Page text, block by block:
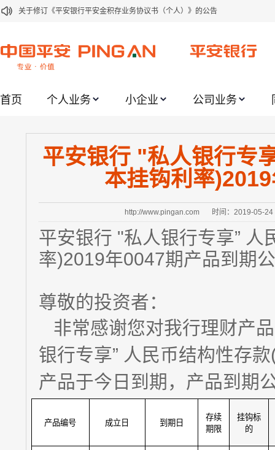
关于修订《平安银行平安金积存业务协议书（个人）》的公告
关于2021年劳动节期间代理贵金属业务风险提示的通知
关于加强代理贵金属业务风险防范的提示
关于加强代理贵金属业务风险防范的提示
关于平安银行电子版信用卡更名为平安银行数字信用卡的公告
关于调整存量首套住房贷款利率的公告
首页 个人业务 小企业 公司业务
平安银行 "私人银行专
本挂钩利率
http://www.pingan.com 时间：2019-05-24
平安银行 "私人银行专享”
率)2019年0047期产品到期
尊敬的投资者：
非常感谢您对我行理财产
银行专享” 人民币结构性存
产品于今日到期，产品到期
产品编号 成立日 到期日
存续
期限
挂钩标
的